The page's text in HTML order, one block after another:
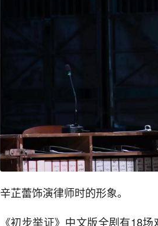
辛芷蕾饰演律师时的形象。
《初步举证》中文版全剧有18